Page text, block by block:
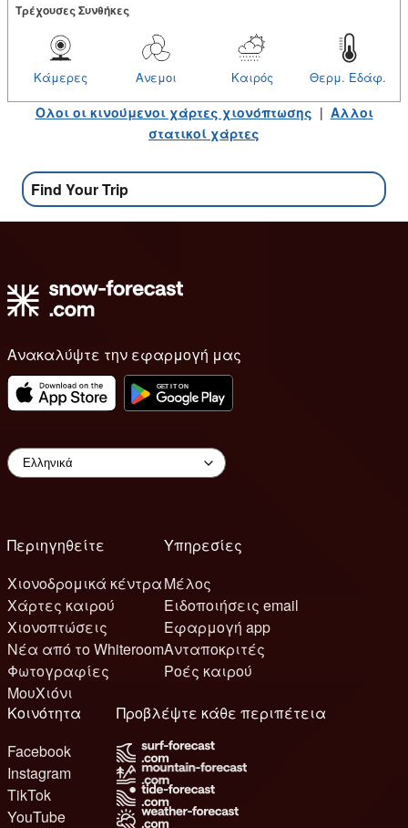
Tρέχουσες Συνθήκες
Θερμ. Εδάφ.
Καιρός
Ανεμοι
Κάμερες
Ολοι οι κινούμενοι χάρτες χιονόπτωσης | Αλλοι
στατικοί χάρτες
Find Your Trip
Ανακαλύψτε την εφαρμογή μας
Περιηγηθείτε
Χιονοδρομικά κέντρα
Χάρτες καιρού
Χιονοπτώσεις
Νέα από το Whiteroom
Φωτογραφίες
ΜουΧιόνι
Υπηρεσίες
Μέλος
Ειδοποιήσεις email
Εφαρμογή app
Ανταποκριτές
Ροές καιρού
Κοινότητα
Facebook
Instagram
TikTok
YouTube
Προβλέψτε κάθε περιπέτεια